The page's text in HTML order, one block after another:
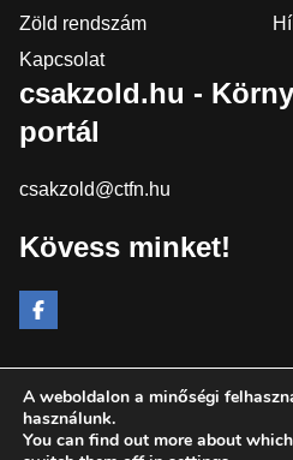
Zöld rendszám
Kapcsolat
csakzold.hu -
portál
csakzold@ctfn.hu
Kövess minket!
Copyright © 2024
Általános
A weboldalon a minőségi
használunk.
You can find out more about